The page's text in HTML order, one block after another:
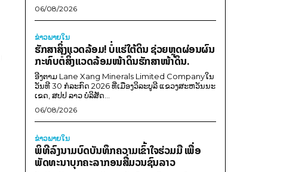
06/08/2026
ຂ່າວພາຍ​ໃນ
ຮັກສາສິ່ງແວດລ້ອມ! ບໍ່ແຮ່ໃຕ້ດິນ ຊ່ວຍຫຼຸດຜ່ອນຜົນ
ກະທົບຕໍ່ສິ່ງແວດລ້ອມໜ້າດິນຮັກສາໜ້າດິນ.
ອີງຕາມ Lane Xang Minerals Limited Companyໃນ
ວັນທີ 30 ກໍລະກົດ 2026 ທີ່ເມືອງວິລະບູລີ ແຂວງສະຫວັນນະ
ເຂດ, ສປປ ລາວ ບໍລິສັດ...
06/08/2026
ຂ່າວພາຍ​ໃນ
ພິທີລົງນາມບົດບັນທຶກຄວາມເຂົ້າໃຈຮ່ວມມື ເພື່ອ
ພັດທະນາບຸກຄະລາກອນສື່ມວນຊົນລາວ